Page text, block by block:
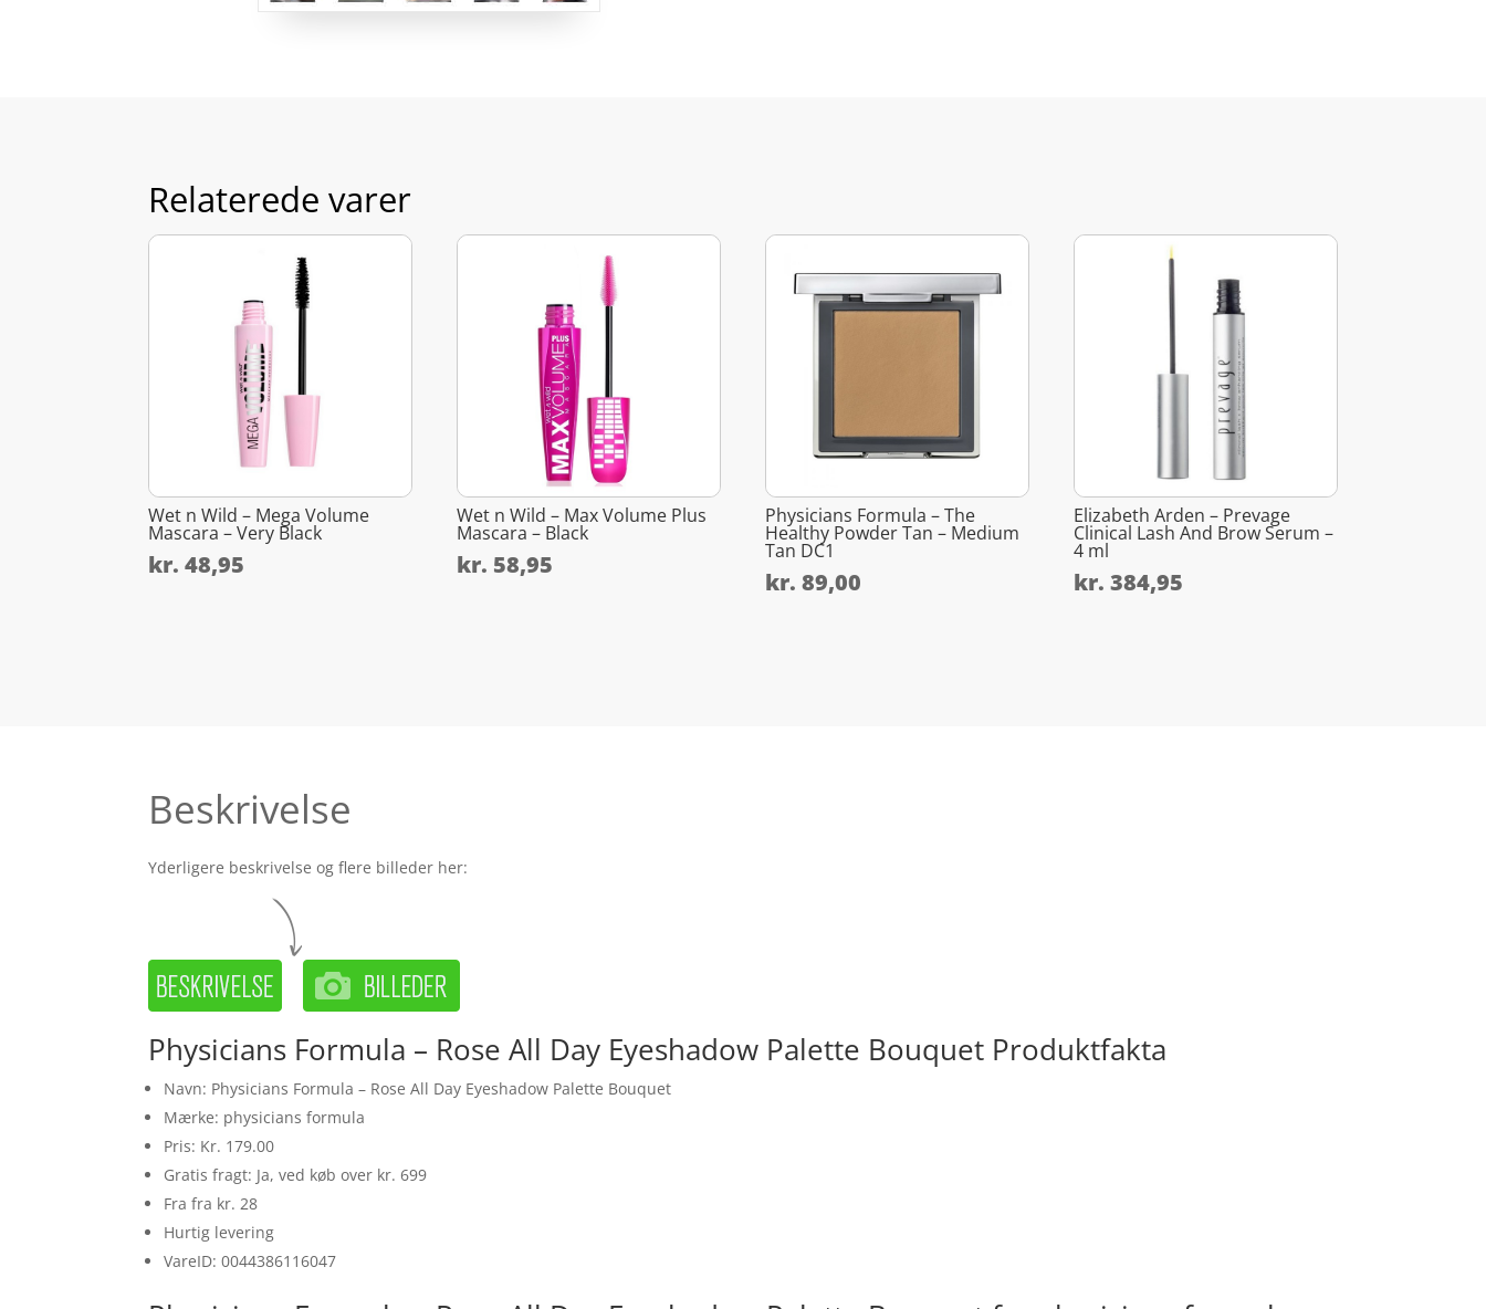
Relaterede varer
Wet n Wild – Mega Volume
Mascara – Very Black
kr. 48,95
Wet n Wild – Max Volume Plus
Mascara – Black
kr. 58,95
Physicians Formula – The
Healthy Powder Tan – Medium
Tan DC1
kr. 89,00
Elizabeth Arden – Prevage
Clinical Lash And Brow Serum –
4 ml
kr. 384,95
Beskrivelse
Yderligere beskrivelse og flere billeder her:
Physicians Formula – Rose All Day Eyeshadow Palette Bouquet Produktfakta
Navn: Physicians Formula – Rose All Day Eyeshadow Palette Bouquet
Mærke: physicians formula
Pris: Kr. 179.00
Gratis fragt: Ja, ved køb over kr. 699
Fra fra kr. 28
Hurtig levering
VareID: 0044386116047